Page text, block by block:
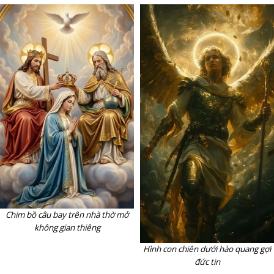
Chim bồ câu bay trên nhà thờ mở
không gian thiêng
Hình con chiên dưới hào quang gợi
đức tin